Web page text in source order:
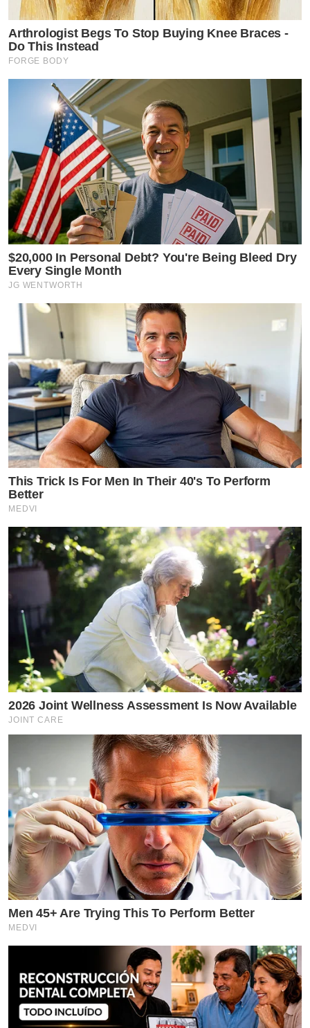
Arthrologist Begs To Stop Buying Knee Braces -
Do This Instead
FORGE BODY
$20,000 In Personal Debt? You're Being Bleed Dry
Every Single Month
JG WENTWORTH
This Trick Is For Men In Their 40's To Perform
Better
MEDVI
2026 Joint Wellness Assessment Is Now Available
JOINT CARE
Men 45+ Are Trying This To Perform Better
MEDVI